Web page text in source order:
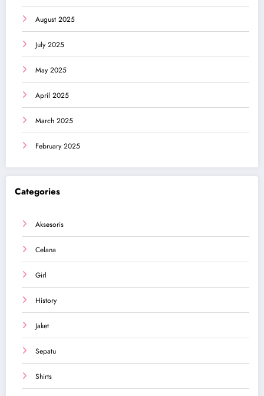
August 2025
July 2025
May 2025
April 2025
March 2025
February 2025
Categories
Aksesoris
Celana
Girl
History
Jaket
Sepatu
Shirts